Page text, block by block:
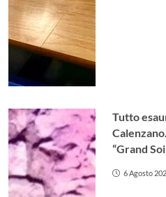
Tutto
“Grand
6 Agosto